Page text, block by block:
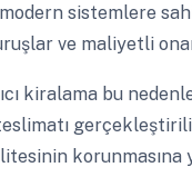
sistemlere
ve maliyetli
kiralama bu
korunmasına